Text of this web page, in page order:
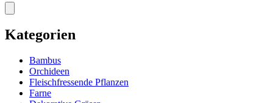
Kategorien
Bambus
Orchideen
Fleischfressende Pflanzen
Farne